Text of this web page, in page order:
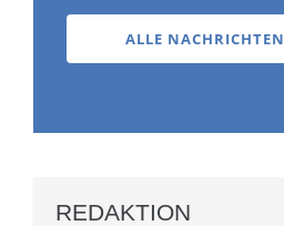
ALLE NACHRICHTEN
REDAKTION